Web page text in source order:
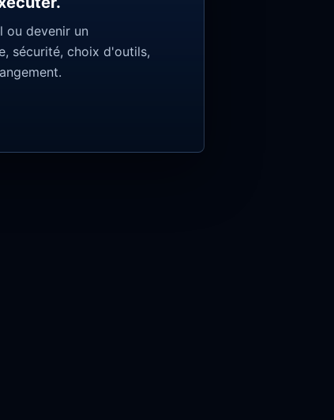
ou devenir un
sécurité, choix d'outils,